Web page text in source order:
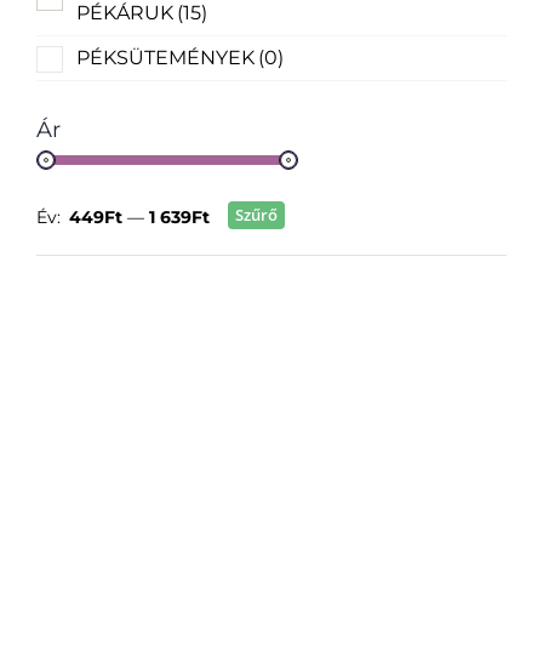
PÉKÁRUK (15)
PÉKSÜTEMÉNYEK (0)
Ár
Szűrő
Év: 449Ft — 1 639Ft